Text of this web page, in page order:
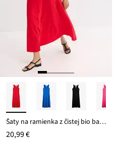
Šaty na ramienka z čistej bio bavlny
20,99 €